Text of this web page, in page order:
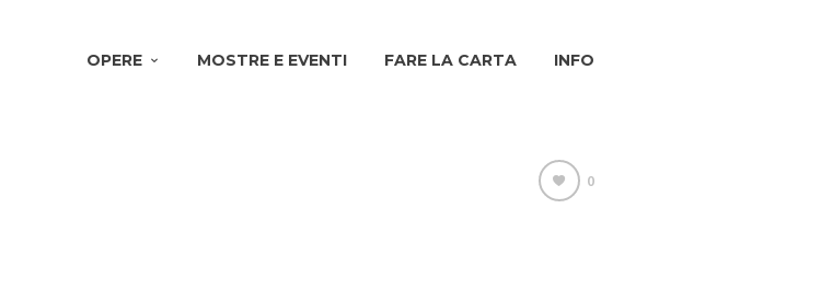
OPERE MOSTRE E EVENTI FARE LA CARTA INFO
0